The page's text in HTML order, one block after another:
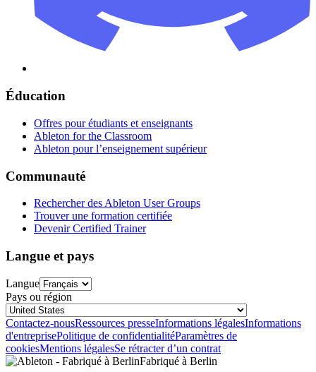
Éducation
Offres pour étudiants et enseignants
Ableton for the Classroom
Ableton pour l’enseignement supérieur
Communauté
Rechercher des Ableton User Groups
Trouver une formation certifiée
Devenir Certified Trainer
Langue et pays
Langue
Pays ou région
Contactez-nousRessources presseInformations légalesInformations
d'entreprisePolitique de confidentialitéParamètres de
cookiesMentions légalesSe rétracter d’un contrat
Fabriqué à Berlin